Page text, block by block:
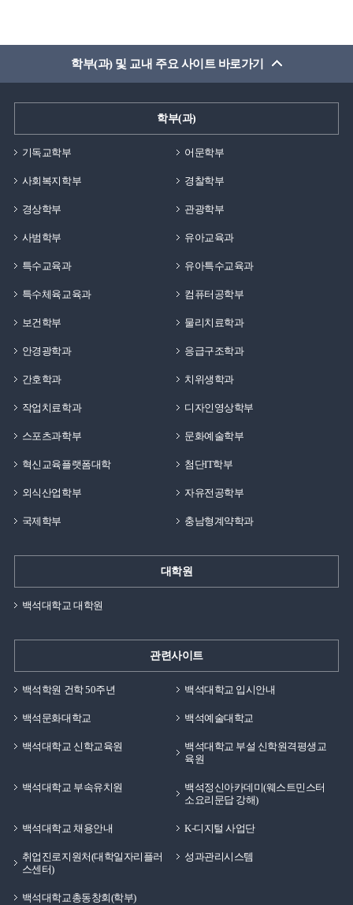
학부(과) 및 교내 주요 사이트 바로가기
학부(과)
기독교학부 어문학부
사회복지학부 경찰학부
경상학부 관광학부
사범학부 유아교육과
특수교육과 유아특수교육과
특수체육교육과 컴퓨터공학부
보건학부 물리치료학과
안경광학과 응급구조학과
간호학과 치위생학과
작업치료학과 디자인영상학부
스포츠과학부 문화예술학부
혁신교육플랫폼대학 첨단IT학부
외식산업학부 자유전공학부
국제학부 충남형계약학과
대학원
백석대학교 대학원
관련사이트
백석학원 건학 50주년 백석대학교 입시안내
백석문화대학교 백석예술대학교
백석대학교 신학교육원
백석대학교 부설 신학원격평생교
육원
백석대학교 부속유치원
백석정신아카데미(웨스트민스터
소요리문답 강해)
백석대학교 채용안내 K-디지털 사업단
취업진로지원처(대학일자리플러
스센터)
성과관리시스템
백석대학교총동창회(학부)